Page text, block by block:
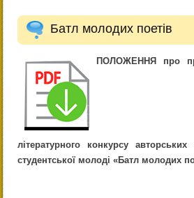
Батл молодих поетів
ПОЛОЖЕННЯ про
літературного конкурсу авторських
студентської молоді «Батл молодих